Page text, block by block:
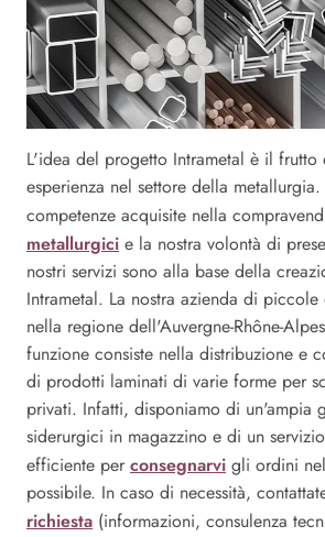
L'idea del progetto Intrametal è il frutto
esperienza nel settore della metallurgia.
competenze acquisite nella
metallurgici e la nostra volontà di
nostri servizi sono alla base della
Intrametal. La nostra azienda di
nella regione dell'Auvergne-Rhône-
funzione consiste nella distribuzione e
di prodotti laminati di varie forme per
privati. Infatti, disponiamo di un'ampia
siderurgici in magazzino e di un
efficiente per consegnarvi gli ordini
possibile. In caso di necessità,
richiesta (informazioni, consulenza